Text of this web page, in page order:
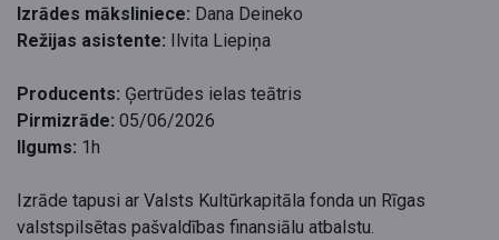
Izrādes māksliniece: Dana Deineko
Režijas asistente: Ilvita Liepiņa
Producents: Ģertrūdes ielas teātris
Pirmizrāde: 05/06/2026
Ilgums: 1h
Izrāde tapusi ar Valsts Kultūrkapitāla fonda un Rīgas
valstspilsētas pašvaldības finansiālu atbalstu.